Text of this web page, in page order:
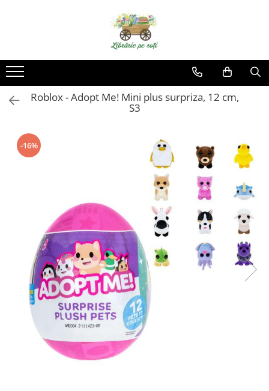
Roblox - Adopt Me! Mini plus surpriza, 12 cm,
S3
-16%